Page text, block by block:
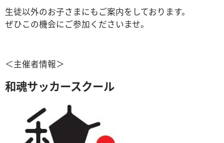
生徒以外のお子さまにもご案内をしております。
ぜひこの機会にご参加くださいませ。
＜主催者情報＞
和魂サッカースクール